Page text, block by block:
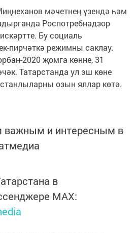
мәчетнең үзендә һәм
Роспотребнадзор
Бу социаль
пирчәткә режимны саклау.
2020 җомга көнне, 31
Татарстанда ул эш көне
озын яллар көтә.
важным и интересным в
в
MАХ: